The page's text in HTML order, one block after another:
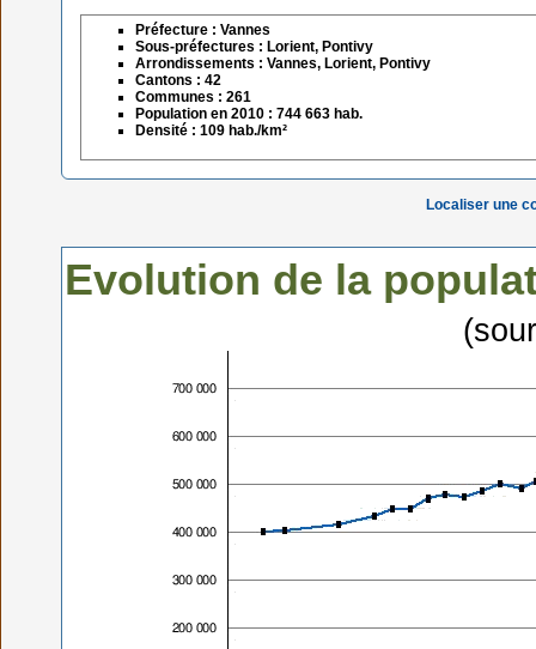
Préfecture : Vannes
Sous-préfectures : Lorient, Pontivy
Arrondissements : Vannes, Lorient, Pontivy
Cantons : 42
Communes : 261
Population en 2010 : 744 663 hab.
Densité : 109 hab./km²
Localiser une
Evolution de la